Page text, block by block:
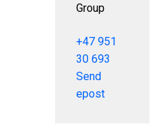
Group
+47 951
30 693
Send
epost